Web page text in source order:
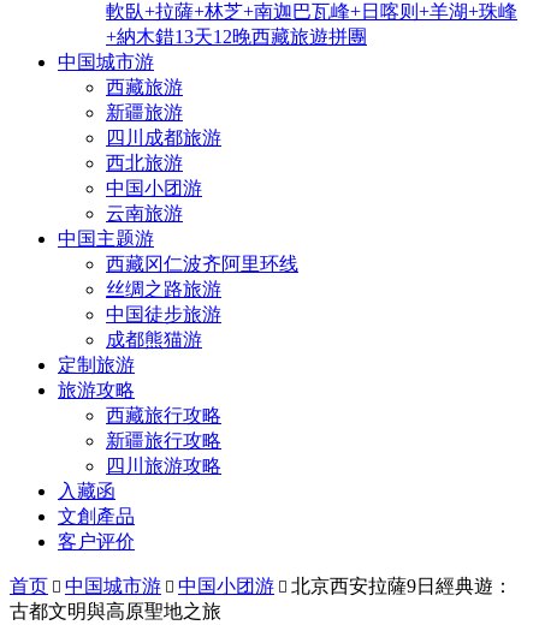
軟臥+拉薩+林芝+南迦巴瓦峰+日喀则+羊湖+珠峰
+納木錯13天12晚西藏旅遊拼團
中国城市游
西藏旅游
新疆旅游
四川成都旅游
西北旅游
中国小团游
云南旅游
中国主题游
西藏冈仁波齐阿里环线
丝绸之路旅游
中国徒步旅游
成都熊猫游
定制旅游
旅游攻略
西藏旅行攻略
新疆旅行攻略
四川旅游攻略
入藏函
文創產品
客户评价
首页  中国城市游  中国小团游  北京西安拉薩9日經典遊：
古都文明與高原聖地之旅